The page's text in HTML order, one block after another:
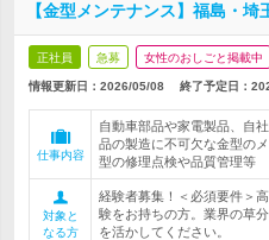
【金型メンテナンス】福島・
正社員 急募 女性のおしごと掲載中
情報更新日：2026/05/08 終了予定日：
仕事内容
自動車部品や家電製品、自
品の製造に不可欠な金型の
型の修理点検や品質管理等
対象と
なる方
経験者募集！＜必須要件＞
験をお持ちの方。業界の草
を活かしてください。